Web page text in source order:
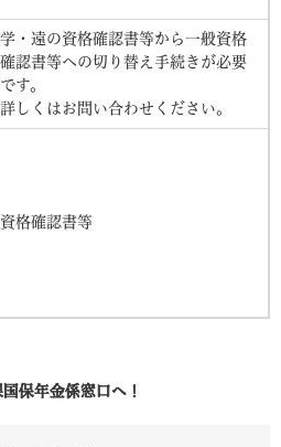
学・遠の資格確認書等から一般資格
確認書等への切り替え手続きが必要
です。
詳しくはお問い合わせください。
資格確認書等
保年金係窓口へ！